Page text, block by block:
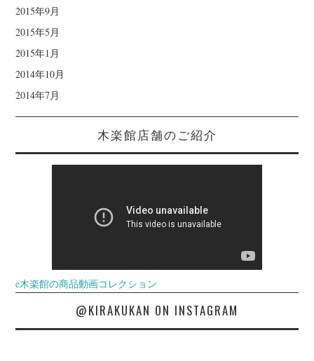
2015年9月
2015年5月
2015年1月
2014年10月
2014年7月
木楽館店舗のご紹介
e木楽館の商品動画コレクション
@KIRAKUKAN ON INSTAGRAM